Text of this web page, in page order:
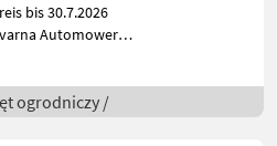
bis 30.7.2026
Automower
bis zu 600 m².
die
ogrodniczy /